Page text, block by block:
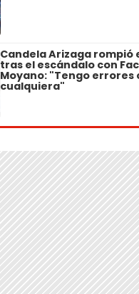
Candela Arizaga rompió
tras el escándalo con
Moyano: "Tengo errores
cualquiera"